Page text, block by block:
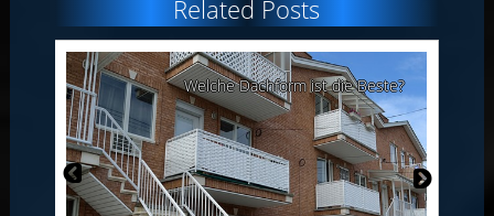
Related Posts
Welche Dachform ist die Beste?